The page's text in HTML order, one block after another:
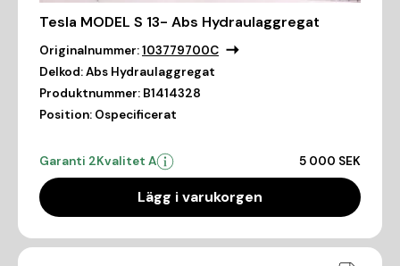
Tesla MODEL S 13- Abs Hydraulaggregat
Originalnummer:103779700C
Delkod:Abs Hydraulaggregat
Produktnummer: B1414328
Position: Ospecificerat
Garanti 2Kvalitet A 5 000 SEK
Lägg i varukorgen